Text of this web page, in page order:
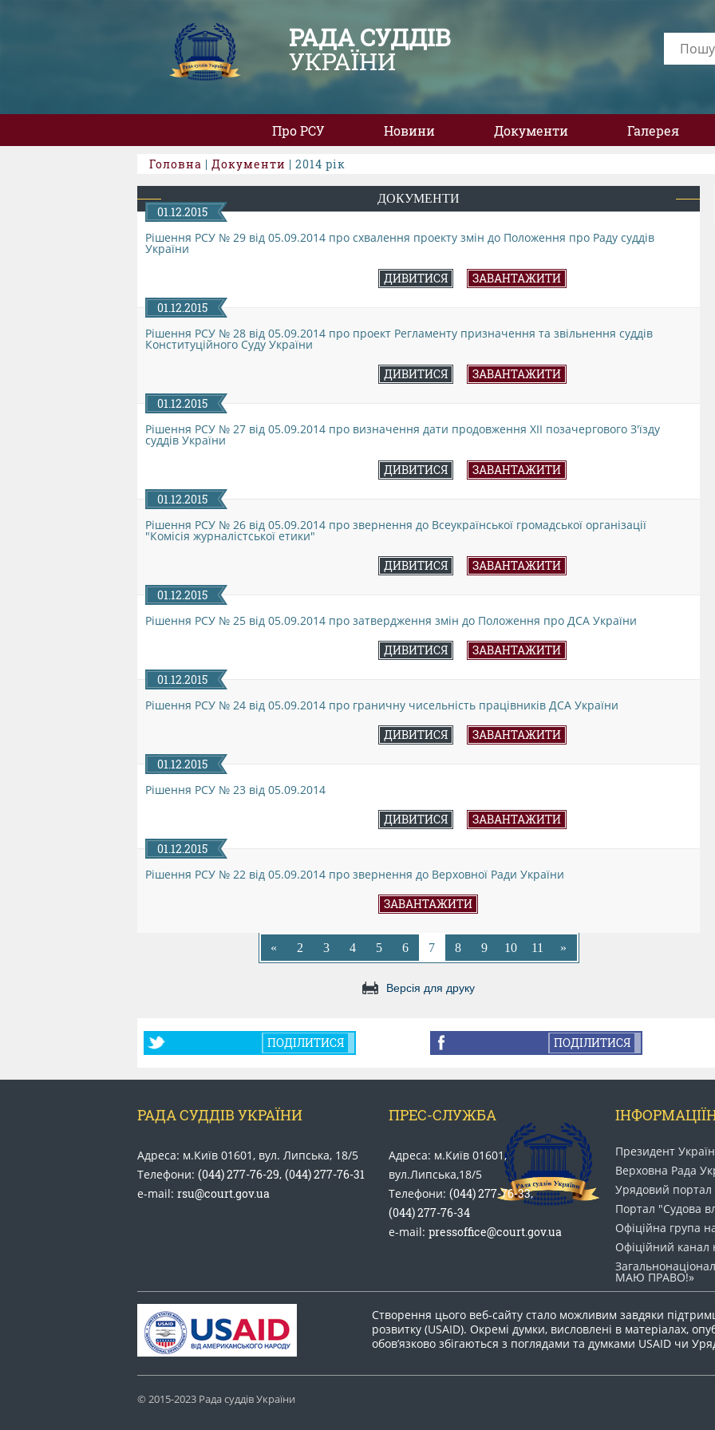
РАДА СУДДІВ
УКРАЇНИ
Про РСУ Новини Документи Галерея
Головна | Документи | 2014 рік
ДОКУМЕНТИ
01.12.2015
Рішення РСУ № 29 від 05.09.2014 про схвалення проекту змін до Положення про Раду суддів
України
ДИВИТИСЯ
ЗАВАНТАЖИТИ
01.12.2015
Рішення РСУ № 28 від 05.09.2014 про проект Регламенту призначення та звільнення суддів
Конституційного Суду України
ДИВИТИСЯ
ЗАВАНТАЖИТИ
01.12.2015
Рішення РСУ № 27 від 05.09.2014 про визначення дати продовження ХІІ позачергового З'їзду
суддів України
ДИВИТИСЯ
ЗАВАНТАЖИТИ
01.12.2015
Рішення РСУ № 26 від 05.09.2014 про звернення до Всеукраїнської громадської організації
"Комісія журналістської етики"
ДИВИТИСЯ
ЗАВАНТАЖИТИ
01.12.2015
Рішення РСУ № 25 від 05.09.2014 про затвердження змін до Положення про ДСА України
ДИВИТИСЯ
ЗАВАНТАЖИТИ
01.12.2015
Рішення РСУ № 24 від 05.09.2014 про граничну чисельність працівників ДСА України
ДИВИТИСЯ
ЗАВАНТАЖИТИ
01.12.2015
Рішення РСУ № 23 від 05.09.2014
ДИВИТИСЯ
ЗАВАНТАЖИТИ
01.12.2015
Рішення РСУ № 22 від 05.09.2014 про звернення до Верховної Ради України
ЗАВАНТАЖИТИ
« 2 3 4 5 6 7 8 9 10 11 »
Версія для друку
ПОДІЛИТИСЯ ПОДІЛИТИСЯ
РАДА СУДДІВ УКРАЇНИ
Адреса: м.Київ 01601, вул. Липська, 18/5
Телефони: (044) 277-76-29, (044) 277-76-31
e-mail: rsu@court.gov.ua
ПРЕС-СЛУЖБА
Адреса: м.Київ 01601,
вул.Липська,18/5
Телефони: (044) 277-76-33,
(044) 277-76-34
e-mail: pressoffice@court.gov.ua
Президент
Верховна Рада
Урядовий портал
Портал "Судова
Офіційна група
Офіційний канал
МАЮ ПРАВО​!»
Створення цього веб-сайту стало можливим завдяки
розвитку (USAID). Окремі думки, висловлені в матеріалах,
обов’язково збігаються з поглядами та думками USAID чи
© 2015-2023 Рада суддів України